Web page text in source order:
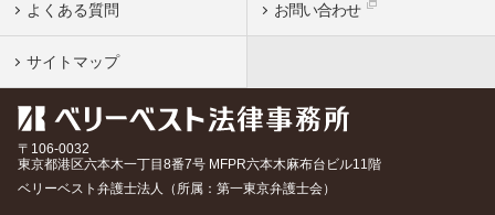
よくある質問 お問い合わせ
サイトマップ
〒106-0032
東京都港区六本木一丁目8番7号 MFPR六本木麻布台ビル11階
ベリーベスト弁護士法人（所属：第一東京弁護士会）